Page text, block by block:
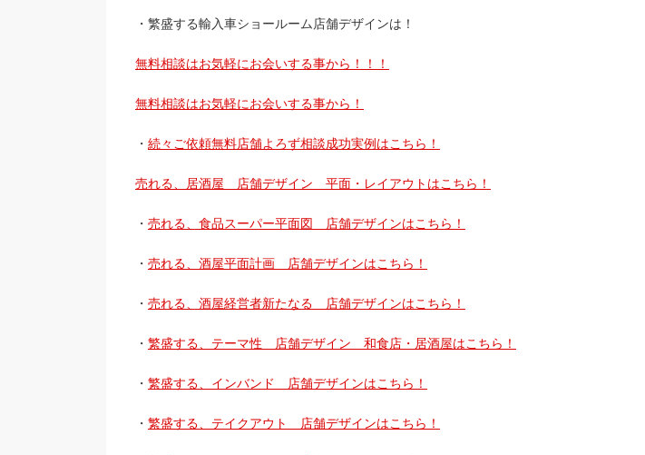
・繁盛する輸入車ショールーム店舗デザインは！
無料相談はお気軽にお会いする事から！！！
無料相談はお気軽にお会いする事から！
・ 続々ご依頼無料店舗よろず相談成功実例はこちら！
売れる、居酒屋 店舗デザイン 平面・レイアウトはこちら！
・ 売れる、食品スーパー平面図 店舗デザインはこちら！
・ 売れる、酒屋平面計画 店舗デザインはこちら！
・ 売れる、酒屋経営者新たなる 店舗デザインはこちら！
・ 繁盛する、テーマ性 店舗デザイン 和食店・居酒屋はこちら！
・ 繁盛する、インバンド 店舗デザインはこちら！
・ 繁盛する、テイクアウト 店舗デザインはこちら！